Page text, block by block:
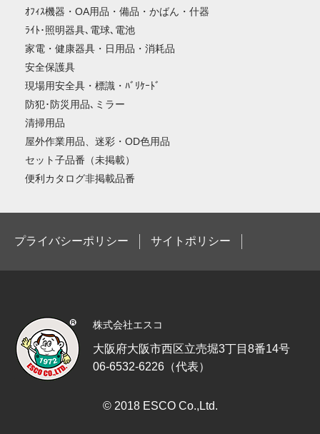
ｵﾌｨｽ機器・OA用品・備品・かばん・什器
ﾗｲﾄ･照明器具､電球､電池
家電・健康器具・日用品・消耗品
安全保護具
現場用安全具・標識・ﾊﾞﾘｹｰﾄﾞ
防犯･防災用品､ミラー
清掃用品
屋外作業用品、迷彩・OD色用品
セット子品番（未掲載）
便利カタログ非掲載品番
プライバシーポリシー サイトポリシー
株式会社エスコ
大阪府大阪市西区立売堀3丁目8番14号
06-6532-6226（代表）
© 2018 ESCO Co.,Ltd.